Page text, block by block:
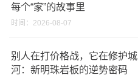
每个“家”的故事里
时间：2026-08-07
别人在打价格战，它在修护城
河：新明珠岩板的逆势密码